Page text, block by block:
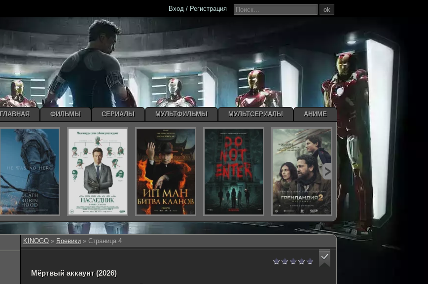
KINOGO » Боевики » Страница 4
Мёртвый аккаунт (2026)
ok
Вход / Регистрация
ГЛАВНАЯ ФИЛЬМЫ СЕРИАЛЫ МУЛЬТФИЛЬМЫ МУЛЬТСЕРИАЛЫ АНИМЕ